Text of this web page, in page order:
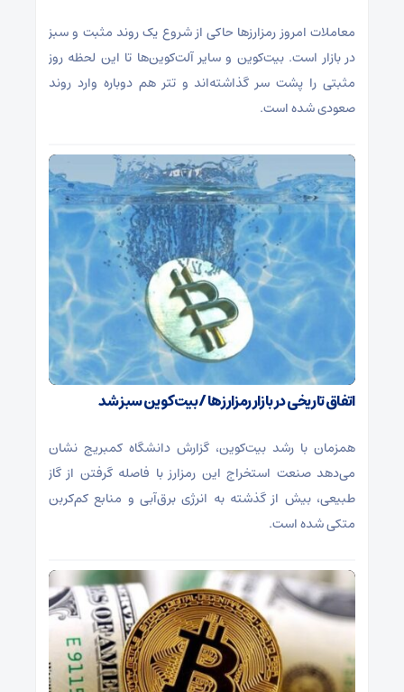
معاملات امروز رمزارز‌ها حاکی از شروع یک روند مثبت و سبز
در بازار است. بیت‌کوین و سایر آلت‌کوین‌ها تا این لحظه روز
مثبتی را پشت سر گذاشته‌اند و تتر هم دوباره وارد روند
صعودی شده است.
اتفاق تاریخی در بازار رمزارزها / بیت‌کوین سبز شد
همزمان با رشد بیت‌کوین، گزارش دانشگاه کمبریج نشان
می‌دهد صنعت استخراج این رمزارز با فاصله گرفتن از گاز
طبیعی، بیش از گذشته به انرژی برق‌آبی و منابع کم‌کربن
متکی شده است.